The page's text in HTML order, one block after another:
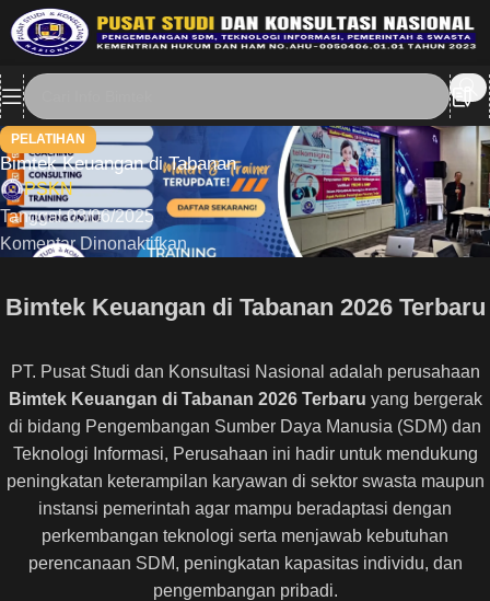
PELATIHAN
Bimtek Keuangan di Tabanan
PSKN
Tanggal 03/06/2025
Komentar Dinonaktifkan
Bimtek Keuangan di Tabanan 2026 Terbaru
PT. Pusat Studi dan Konsultasi Nasional adalah perusahaan
Bimtek Keuangan di Tabanan 2026 Terbaru yang bergerak
di bidang Pengembangan Sumber Daya Manusia (SDM) dan
Teknologi Informasi, Perusahaan ini hadir untuk mendukung
peningkatan keterampilan karyawan di sektor swasta maupun
instansi pemerintah agar mampu beradaptasi dengan
perkembangan teknologi serta menjawab kebutuhan
perencanaan SDM, peningkatan kapasitas individu, dan
pengembangan pribadi.